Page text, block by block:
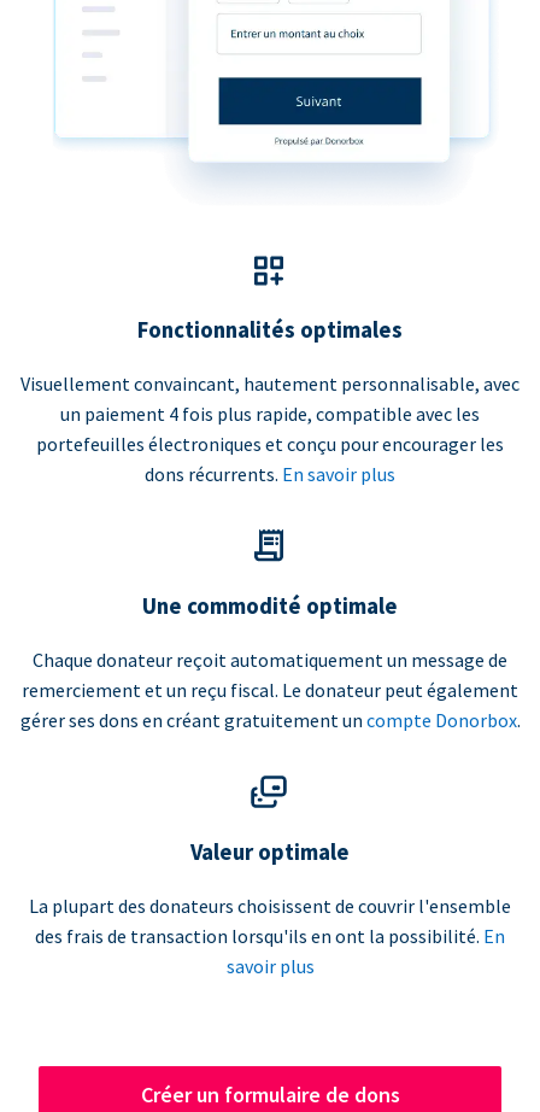
Fonctionnalités optimales
Visuellement convaincant, hautement personnalisable, avec
un paiement 4 fois plus rapide, compatible avec les
portefeuilles électroniques et conçu pour encourager les
dons récurrents. En savoir plus
Une commodité optimale
Chaque donateur reçoit automatiquement un message de
remerciement et un reçu fiscal. Le donateur peut également
gérer ses dons en créant gratuitement un compte Donorbox.
Valeur optimale
La plupart des donateurs choisissent de couvrir l'ensemble
des frais de transaction lorsqu'ils en ont la possibilité. En
savoir plus
Créer un formulaire de dons